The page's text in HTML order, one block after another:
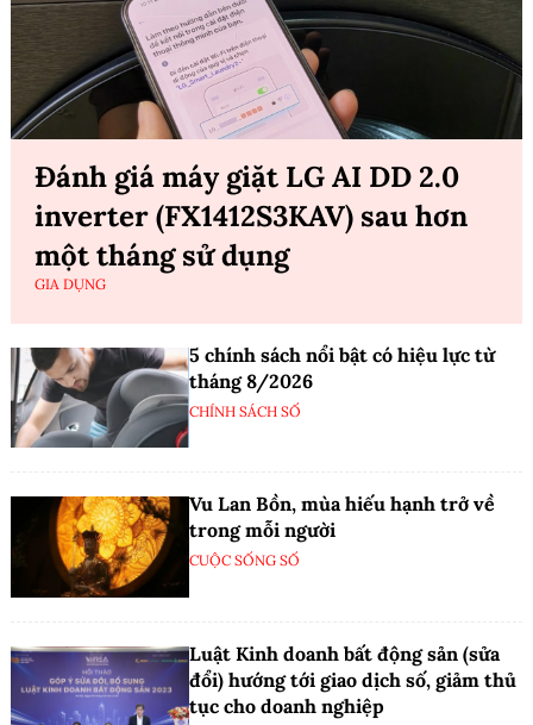
Đánh giá máy giặt LG AI DD 2.0
inverter (FX1412S3KAV) sau hơn
một tháng sử dụng
GIA DỤNG
5 chính sách nổi bật có hiệu lực từ
tháng 8/2026
CHÍNH SÁCH SỐ
Vu Lan Bồn, mùa hiếu hạnh trở về
trong mỗi người
CUỘC SỐNG SỐ
Luật Kinh doanh bất động sản (sửa
đổi) hướng tới giao dịch số, giảm thủ
tục cho doanh nghiệp